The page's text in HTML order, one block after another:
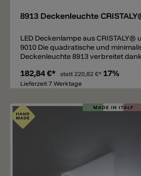
8913 Deckenleuchte
LED Deckenlampe aus CRISTALY®
9010 Die quadratische und
Deckenleuchte 8913 verbreitet
besteht aus einem innovativen und
Material; genannt CRISTALY®:
gestrichen werden. Das integrierte
2700k (850lm) oder 3000k (900lm),
182,84 €* statt220,82 €* 17%
Lieferzeit 7 Werktage